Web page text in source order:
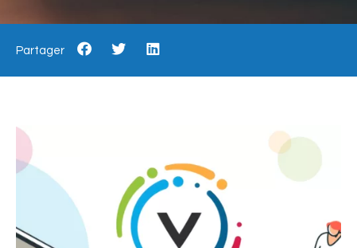
Partager